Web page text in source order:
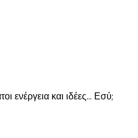
ενέργεια και ιδέες… Εσύ;